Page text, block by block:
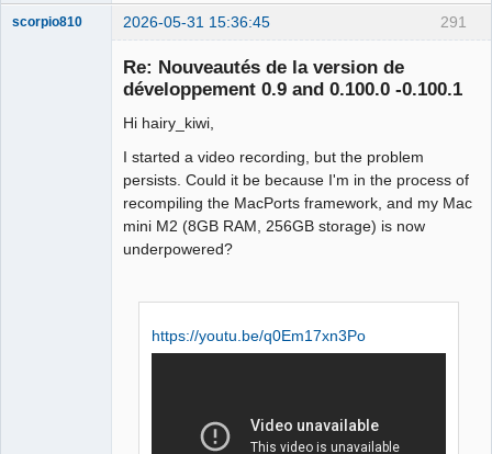
291
scorpio810 2026-05-31 15:36:45
Re: Nouveautés de la version de
développement 0.9 and 0.100.0 -0.100.1
Hi hairy_kiwi,
I started a video recording, but the problem
persists. Could it be because I'm in the process of
recompiling the MacPorts framework, and my Mac
mini M2 (8GB RAM, 256GB storage) is now
underpowered?
https://youtu.be/q0Em17xn3Po